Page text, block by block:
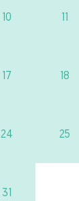
10 11
17 18
24 25
31